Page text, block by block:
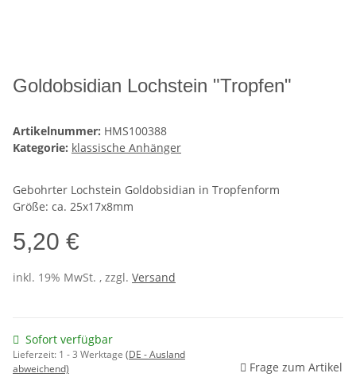
Goldobsidian Lochstein "Tropfen"
Artikelnummer: HMS100388
Kategorie: klassische Anhänger
Gebohrter Lochstein Goldobsidian in Tropfenform
Größe: ca. 25x17x8mm
5,20 €
inkl. 19% MwSt. , zzgl. Versand
Sofort verfügbar
Lieferzeit: 1 - 3 Werktage (DE - Ausland
abweichend)
Frage zum Artikel